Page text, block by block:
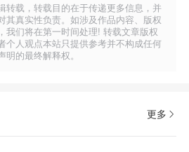
转载，转载目的在于传递更多信息，并
其真实性负责。如涉及作品内容、版权
我们将在第一时间处理! 转载文章版权
个人观点本站只提供参考并不构成任何
的最终解释权。
更多